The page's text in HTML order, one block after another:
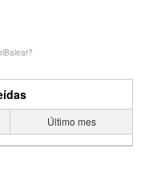
Último mes